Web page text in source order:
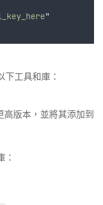
"
工具和庫：
高版本，並將其添加到
：